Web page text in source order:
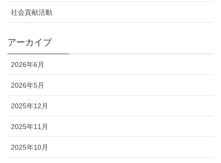
社会貢献活動
アーカイブ
2026年6月
2026年5月
2025年12月
2025年11月
2025年10月